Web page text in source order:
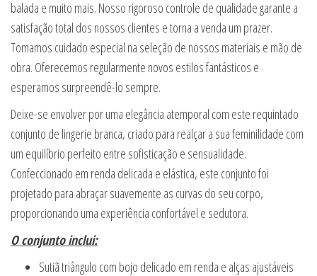
balada e muito mais. Nosso rigoroso controle de qualidade garante a
satisfação total dos nossos clientes e torna a venda um prazer.
Tomamos cuidado especial na seleção de nossos materiais e mão de
obra. Oferecemos regularmente novos estilos fantásticos e
esperamos surpreendê-lo sempre.
Deixe-se envolver por uma elegância atemporal com este requintado
conjunto de lingerie branca, criado para realçar a sua feminilidade com
um equilíbrio perfeito entre sofisticação e sensualidade.
Confeccionado em renda delicada e elástica, este conjunto foi
projetado para abraçar suavemente as curvas do seu corpo,
proporcionando uma experiência confortável e sedutora.
O conjunto inclui:
Sutiã triângulo com bojo delicado em renda e alças ajustáveis